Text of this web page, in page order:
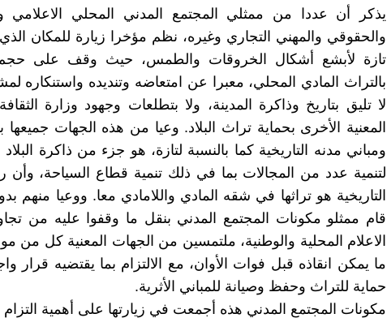
يذكر أن عددا من ممثلي المجتمع المدني المحلي الاعلامي
والحقوقي والمهني التجاري وغيره، نظم مؤخرا زيارة للمكان
تازة لأبشع أشكال الخروقات والطمس، حيث وقف على حجم
بالتراث المادي المحلي، معبرا عن امتعاضه وتنديده واستنكاره
لا تليق بتاريخ وذاكرة المدينة، ولا بتطلعات وجهود وزارة
المعنية الأخرى بحماية تراث البلاد. وعيا من هذه الجهات
ومباني مدنه التاريخية كما بالنسبة لتازة، هو جزء من ذاكرة
لتنمية عدد من المجالات بما في ذلك تنمية قطاع السياحة،
التاريخية هو تراثها في شقه المادي واللامادي معا. ووعيا منهم
قام ممثلو مكونات المجتمع المدني بنقل ما وقفوا عليه من
الاعلام المحلية والوطنية، ملتمسين من الجهات المعنية كل من
ما يمكن انقاذه قبل فوات الأوان، مع الالتزام بما يقتضيه قرار
حماية للتراث وحفظ وصيانة للمباني الأثرية.
مكونات المجتمع المدني هذه أجمعت في زيارتها على أهمية التزام